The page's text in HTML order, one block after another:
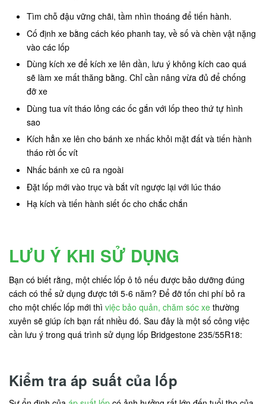
Tìm chỗ đậu vững chãi, tầm nhìn thoáng để tiến hành.
Cố định xe bằng cách kéo phanh tay, về số và chèn vật nặng
vào các lốp
Dùng kích xe để kích xe lên dần, lưu ý không kích cao quá
sẽ làm xe mất thăng bằng. Chỉ cần nâng vừa đủ để chống
đỡ xe
Dùng tua vít tháo lỏng các ốc gắn với lốp theo thứ tự hình
sao
Kích hẳn xe lên cho bánh xe nhấc khỏi mặt đất và tiến hành
tháo rời ốc vít
Nhấc bánh xe cũ ra ngoài
Đặt lốp mới vào trục và bắt vít ngược lại với lúc tháo
Hạ kích và tiến hành siết ốc cho chắc chắn
LƯU Ý KHI SỬ DỤNG
Bạn có biết rằng, một chiếc lốp ô tô nếu được bảo dưỡng đúng
cách có thể sử dụng được tới 5-6 năm? Để đỡ tốn chi phí bỏ ra
cho một chiếc lốp mới thì việc bảo quản, chăm sóc xe thường
xuyên sẽ giúp ích bạn rất nhiều đó. Sau đây là một số công việc
cần lưu ý trong quá trình sử dụng lốp Bridgestone 235/55R18:
Kiểm tra áp suất của lốp